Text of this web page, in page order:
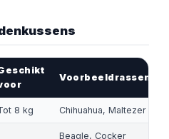
Voorbeeldrassen
8 kg Chihuahua, Maltezer
Beagle, Cocker